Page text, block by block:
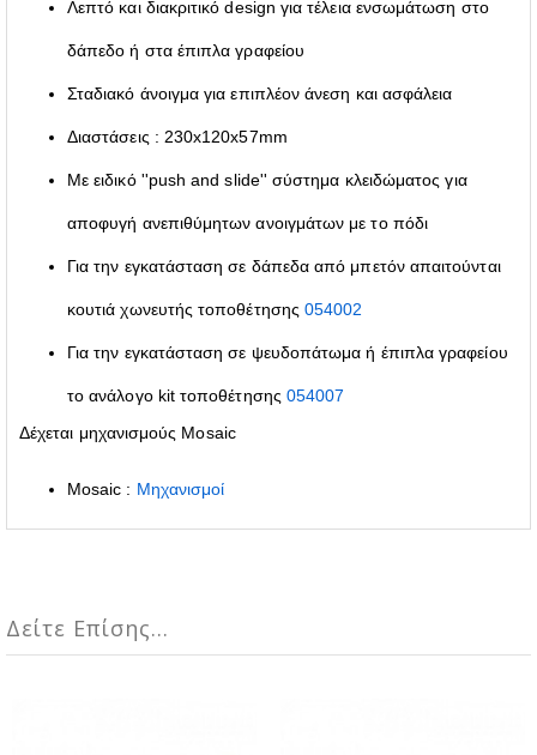
Λεπτό και διακριτικό design για τέλεια ενσωμάτωση στο
δάπεδο ή στα έπιπλα γραφείου
Σταδιακό άνοιγμα για επιπλέον άνεση και ασφάλεια
Διαστάσεις : 230x120x57mm
Με ειδικό ''push and slide'' σύστημα κλειδώματος για
αποφυγή ανεπιθύμητων ανοιγμάτων με το πόδι
Για την εγκατάσταση σε δάπεδα από μπετόν απαιτούνται
κουτιά χωνευτής τοποθέτησης 054002
Για την εγκατάσταση σε ψευδοπάτωμα ή έπιπλα γραφείου
το ανάλογο kit τοποθέτησης 054007
Δέχεται μηχανισμούς Mosaic
Mosaic : Μηχανισμοί
Δείτε Επίσης...